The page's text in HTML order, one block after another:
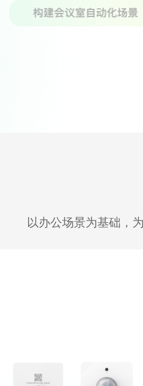
以办公场景为基础，